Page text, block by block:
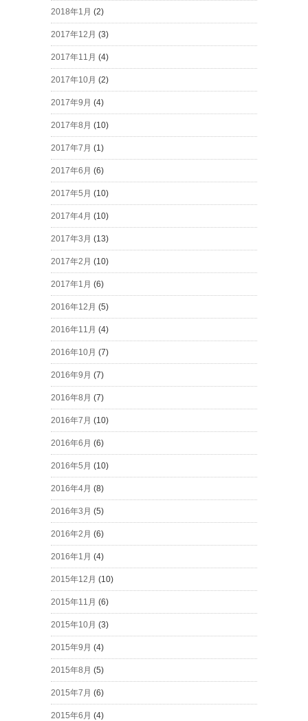
2018年1月 (2)
2017年12月 (3)
2017年11月 (4)
2017年10月 (2)
2017年9月 (4)
2017年8月 (10)
2017年7月 (1)
2017年6月 (6)
2017年5月 (10)
2017年4月 (10)
2017年3月 (13)
2017年2月 (10)
2017年1月 (6)
2016年12月 (5)
2016年11月 (4)
2016年10月 (7)
2016年9月 (7)
2016年8月 (7)
2016年7月 (10)
2016年6月 (6)
2016年5月 (10)
2016年4月 (8)
2016年3月 (5)
2016年2月 (6)
2016年1月 (4)
2015年12月 (10)
2015年11月 (6)
2015年10月 (3)
2015年9月 (4)
2015年8月 (5)
2015年7月 (6)
2015年6月 (4)